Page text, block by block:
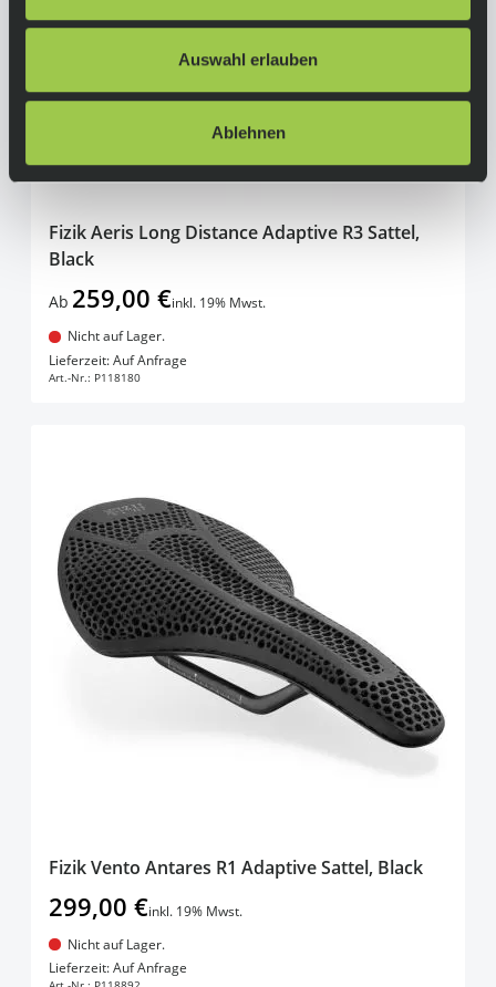
Auswahl erlauben
Ablehnen
Fizik Aeris Long Distance Adaptive R3 Sattel,
Black
Ab 259,00 €inkl. 19% Mwst.
Nicht auf Lager.
Lieferzeit: Auf Anfrage
Art.-Nr.: P118180
In den Warenkorb
Fizik Vento Antares R1 Adaptive Sattel, Black
299,00 €inkl. 19% Mwst.
Nicht auf Lager.
Lieferzeit: Auf AnfrageIn den Warenkorb